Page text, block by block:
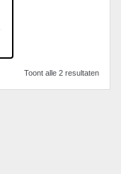
Toont alle 2 resultaten